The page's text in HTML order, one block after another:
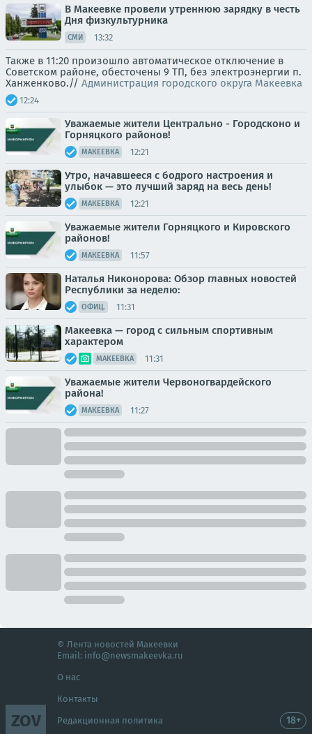
В Макеевке провели утреннюю зарядку в честь
Дня физкультурника
СМИ 13:32
Также в 11:20 произошло автоматическое отключение в
Советском районе, обесточены 9 ТП, без электроэнергии п.
Ханженково.// Администрация городского округа Макеевка
12:24
Уважаемые жители Центрально - Городсконо и
Горняцкого районов!
МАКЕЕВКА 12:21
Утро, начавшееся с бодрого настроения и
улыбок — это лучший заряд на весь день!
МАКЕЕВКА 12:21
Уважаемые жители Горняцкого и Кировского
районов!
МАКЕЕВКА 11:57
Наталья Никонорова: Обзор главных новостей
Республики за неделю:
ОФИЦ. 11:31
Макеевка — город с сильным спортивным
характером
МАКЕЕВКА 11:31
Уважаемые жители Червоногвардейского
района!
МАКЕЕВКА 11:27
ZOV
© Лента новостей Макеевки
Email: info@newsmakeevka.ru
О нас
Контакты
Редакционная политика 18+